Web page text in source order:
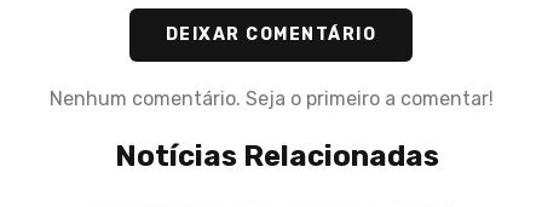
DEIXAR COMENTÁRIO
Nenhum comentário. Seja o primeiro a comentar!
Notícias Relacionadas